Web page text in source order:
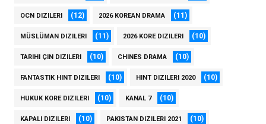
OCN DIZILERI (12) 2026 KOREAN DRAMA (11)
MÜSLÜMAN DIZILERI (11) 2026 KORE DIZILERI (10)
TARIHI ÇIN DIZILERI (10) CHINES DRAMA (10)
FANTASTIK HINT DIZILERI (10) HINT DIZILERI 2020 (10)
HUKUK KORE DIZILERI (10) KANAL 7 (10)
KAPALI DIZILERI (10) PAKISTAN DIZILERI 2021 (10)